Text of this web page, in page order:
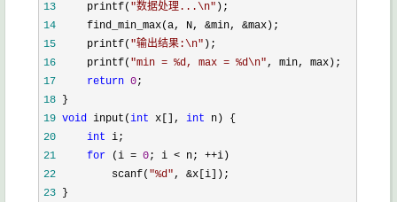
13
     printf(
"数据处理...\n"
14
     find_min_max(a, N, &min, &
15
     printf(
"输出结果:\n"
16
     printf(
"min = %d, max = %d\n"
17
return 0
18
19 void input(int x[], int
20
int
21
for (i = 0; i < n; ++
22
         scanf(
"%d", &
23